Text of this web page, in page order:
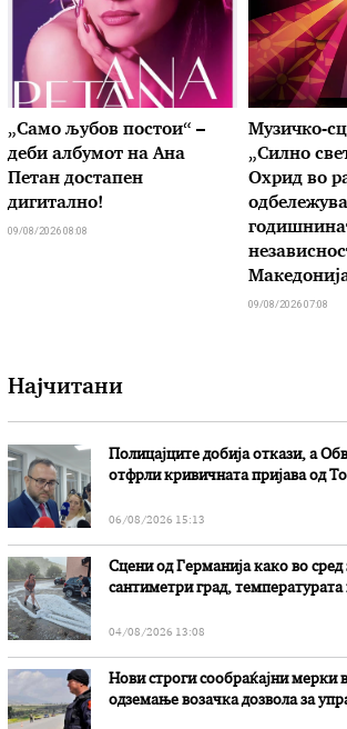
„Само љубов постои“ –
деби албумот на Ана
Петан достапен
дигитално!
09/08/2026 08:08
Музичко-
„Силно
Охрид во
09/08/2026 07:08
Најчитани
Полицајците добија откази, а
отфрли кривичната пријава од
06/08/2026 15:13
Сцени од Германија како во
сантиметри град,
04/08/2026 13:08
Нови строги сообраќајни мерки
одземање возачка дозвола за